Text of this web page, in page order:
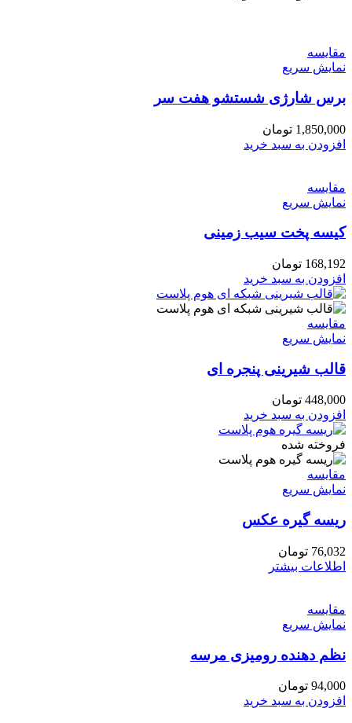
مقايسه
نمایش سریع
برس شارژی شستشو هفت سر
1,850,000 تومان
افزودن به سبد خرید
مقايسه
نمایش سریع
کیسه پخت سیب زمینی
168,192 تومان
افزودن به سبد خرید
مقايسه
نمایش سریع
قالب شیرینی پنجره ای
448,000 تومان
افزودن به سبد خرید
فروخته شده
مقايسه
نمایش سریع
ریسه گیره عکس
76,032 تومان
اطلاعات بیشتر
مقايسه
نمایش سریع
نظم دهنده رومیزی مرسه
94,000 تومان
افزودن به سبد خرید